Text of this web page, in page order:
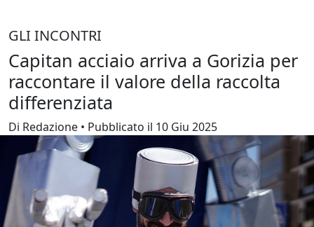
GLI INCONTRI
Capitan acciaio arriva a Gorizia per
raccontare il valore della raccolta
differenziata
Di Redazione • Pubblicato il 10 Giu 2025